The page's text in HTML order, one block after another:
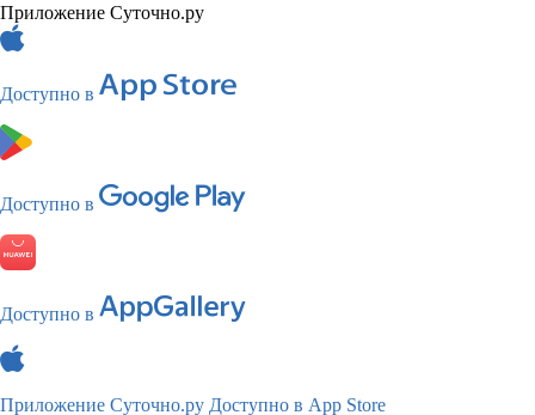
Приложение Суточно.ру
Доступно в
Доступно в
Доступно в
Приложение Суточно.ру Доступно в App Store